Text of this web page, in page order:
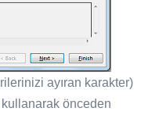
ayıran karakter)
önceden